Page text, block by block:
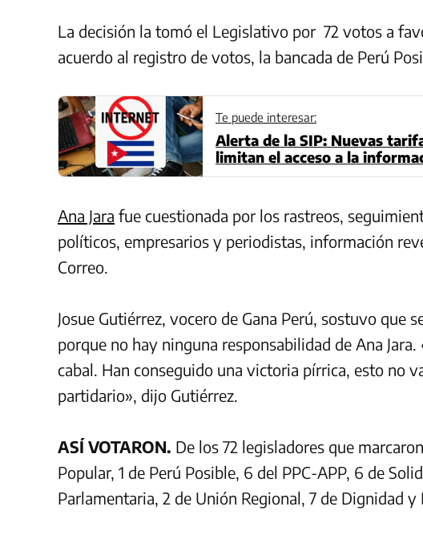
La decisión la tomó el Legislativo por 72 votos a
acuerdo al registro de votos, la bancada de Perú
Te puede interesar:
Alerta de la SIP: Nuevas
limitan el acceso a la
digital
Ana Jara fue cuestionada por los rastreos,
políticos, empresarios y periodistas, información
Correo.
Josue Gutiérrez, vocero de Gana Perú, sostuvo que
porque no hay ninguna responsabilidad de Ana
cabal. Han conseguido una victoria pírrica, esto no
partidario», dijo Gutiérrez.
ASÍ VOTARON. De los 72 legisladores que
Popular, 1 de Perú Posible, 6 del PPC-APP, 6 de
Parlamentaria, 2 de Unión Regional, 7 de Dignidad